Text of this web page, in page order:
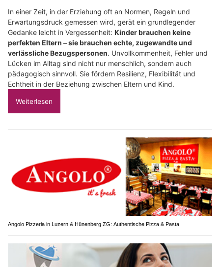
In einer Zeit, in der Erziehung oft an Normen, Regeln und
Erwartungsdruck gemessen wird, gerät ein grundlegender
Gedanke leicht in Vergessenheit: Kinder brauchen keine
perfekten Eltern – sie brauchen echte, zugewandte und
verlässliche Bezugspersonen. Unvollkommenheit, Fehler und
Lücken im Alltag sind nicht nur menschlich, sondern auch
pädagogisch sinnvoll. Sie fördern Resilienz, Flexibilität und
Echtheit in der Beziehung zwischen Eltern und Kind.
Weiterlesen
Angolo Pizzeria in Luzern & Hünenberg ZG: Authentische Pizza & Pasta